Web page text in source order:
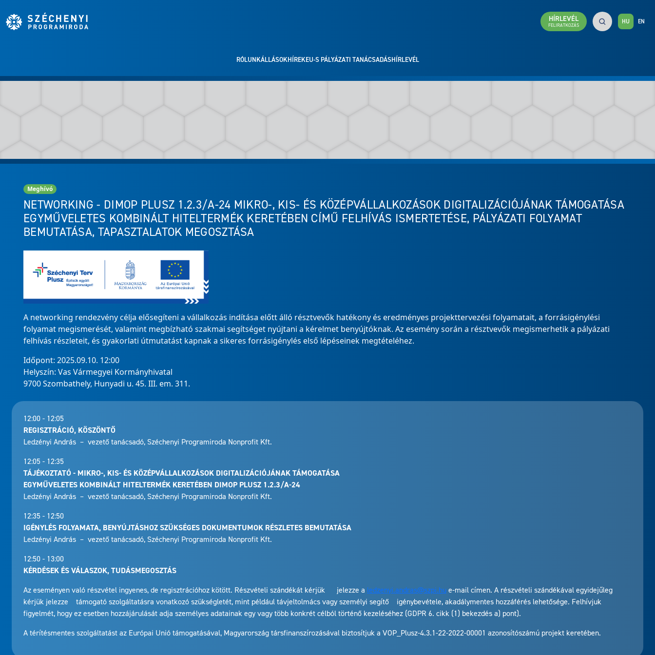
RÓLUNKÁLLÁSOKHÍREKEU-S PÁLYÁZATI TANÁCSADÁSHÍRLEVÉL
HÍRLEVÉL
FELIRATKOZÁS HU EN
Meghívó
NETWORKING - DIMOP PLUSZ 1.2.3/A-24 MIKRO-, KIS- ÉS KÖZÉPVÁLLALKOZÁSOK DIGITALIZÁCIÓJÁNAK TÁMOGATÁSA
EGYMŰVELETES KOMBINÁLT HITELTERMÉK KERETÉBEN CÍMŰ FELHÍVÁS ISMERTETÉSE, PÁLYÁZATI FOLYAMAT
BEMUTATÁSA, TAPASZTALATOK MEGOSZTÁSA
A networking rendezvény célja elősegíteni a vállalkozás indítása előtt álló résztvevők hatékony és eredményes projekttervezési folyamatait, a forrásigénylési
folyamat megismerését, valamint megbízható szakmai segítséget nyújtani a kérelmet benyújtóknak. Az esemény során a résztvevők megismerhetik a pályázati
felhívás részleteit, és gyakorlati útmutatást kapnak a sikeres forrásigénylés első lépéseinek megtételéhez.
Időpont: 2025.09.10. 12:00
Helyszín: Vas Vármegyei Kormányhivatal
9700 Szombathely, Hunyadi u. 45. III. em. 311.
12:00 - 12:05
REGISZTRÁCIÓ, KÖSZÖNTŐ
Ledzényi András – vezető tanácsadó, Széchenyi Programiroda Nonprofit Kft.
12:05 - 12:35
TÁJÉKOZTATÓ - MIKRO-, KIS- ÉS KÖZÉPVÁLLALKOZÁSOK DIGITALIZÁCIÓJÁNAK TÁMOGATÁSA
EGYMŰVELETES KOMBINÁLT HITELTERMÉK KERETÉBEN DIMOP PLUSZ 1.2.3/A-24
Ledzényi András – vezető tanácsadó, Széchenyi Programiroda Nonprofit Kft.
12:35 - 12:50
IGÉNYLÉS FOLYAMATA, BENYÚJTÁSHOZ SZÜKSÉGES DOKUMENTUMOK RÉSZLETES BEMUTATÁSA
Ledzényi András – vezető tanácsadó, Széchenyi Programiroda Nonprofit Kft.
12:50 - 13:00
KÉRDÉSEK ÉS VÁLASZOK, TUDÁSMEGOSZTÁS
Az eseményen való részvétel ingyenes, de regisztrációhoz kötött. Részvételi szándékát kérjük jelezze a ledzenyi.andras@szpi.hue-mail címen. A részvételi szándékával egyidejűleg
kérjük jelezze támogató szolgáltatásra vonatkozó szükségletét, mint például távjeltolmács vagy személyi segítő igénybevétele, akadálymentes hozzáférés lehetősége. Felhívjuk
figyelmét, hogy ez esetben hozzájárulását adja személyes adatainak egy vagy több konkrét célból történő kezeléséhez (GDPR 6. cikk (1) bekezdés a) pont).
A térítésmentes szolgáltatást az Európai Unió támogatásával, Magyarország társfinanszírozásával biztosítjuk a VOP_Plusz-4.3.1-22-2022-00001 azonosítószámú projekt keretében.